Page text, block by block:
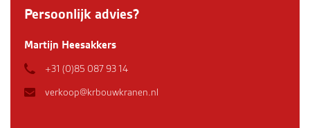
Persoonlijk advies?
Martijn Heesakkers
+31 (0)85 087 93 14
verkoop@krbouwkranen.nl